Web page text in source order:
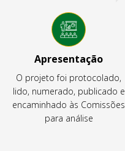
Apresentação
O projeto foi protocolado,
lido, numerado, publicado e
encaminhado às Comissões
para análise